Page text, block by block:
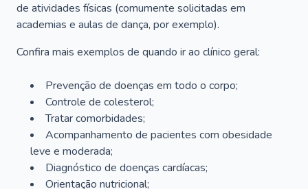
de atividades físicas (comumente solicitadas em
academias e aulas de dança, por exemplo).
Confira mais exemplos de quando ir ao clínico geral:
Prevenção de doenças em todo o corpo;
Controle de colesterol;
Tratar comorbidades;
Acompanhamento de pacientes com obesidade
leve e moderada;
Diagnóstico de doenças cardíacas;
Orientação nutricional;